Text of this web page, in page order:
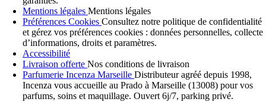
Mentions légales Mentions légales
Préférences Cookies Consultez notre politique de confidentialité
et gérez vos préférences cookies : données personnelles, collecte
d’informations, droits et paramètres.
Accessibilité
Livraison offerte Nos conditions de livraison
Parfumerie Incenza Marseille Distributeur agréé depuis 1998,
Incenza vous accueille au Prado à Marseille (13008) pour vos
parfums, soins et maquillage. Ouvert 6j/7, parking privé.